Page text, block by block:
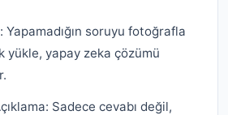
Yapamadığın soruyu fotoğrafla
yükle, yapay zeka çözümü
Sadece cevabı değil,